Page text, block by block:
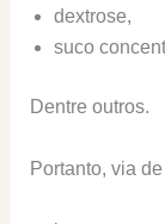
dextrose,
suco
Dentre outros.
Portanto, via